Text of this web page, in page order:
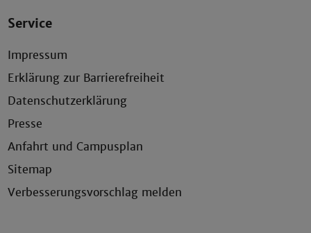
Service
Impressum
Erklärung zur Barrierefreiheit
Datenschutzerklärung
Presse
Anfahrt und Campusplan
Sitemap
Verbesserungsvorschlag melden